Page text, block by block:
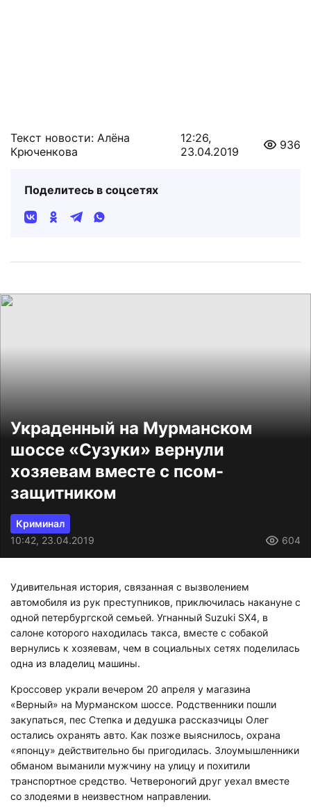
Текст новости: Алёна
Крюченкова
12:26,
23.04.2019
936
Поделитесь в соцсетях
Украденный на Мурманском
шоссе «Сузуки» вернули
хозяевам вместе с псом-
защитником
Криминал
10:42, 23.04.2019
604
Удивительная история, связанная с вызволением
автомобиля из рук преступников, приключилась накануне с
одной петербургской семьей. Угнанный Suzuki SX4, в
салоне которого находилась такса, вместе с собакой
вернулись к хозяевам, чем в социальных сетях поделилась
одна из владелиц машины.
Кроссовер украли вечером 20 апреля у магазина
«Верный» на Мурманском шоссе. Родственники пошли
закупаться, пес Степка и дедушка рассказчицы Олег
остались охранять авто. Как позже выяснилось, охрана
«японцу» действительно бы пригодилась. Злоумышленники
обманом выманили мужчину на улицу и похитили
транспортное средство. Четвероногий друг уехал вместе
со злодеями в неизвестном направлении.